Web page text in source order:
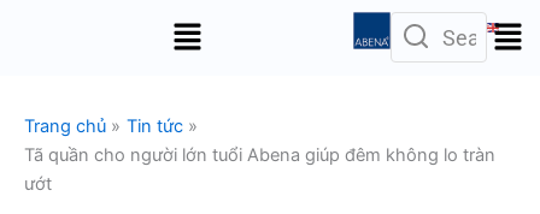
Menu
Trang chủ
Tin tức
Tã quần cho người lớn tuổi Abena giúp đêm không lo tràn
ướt